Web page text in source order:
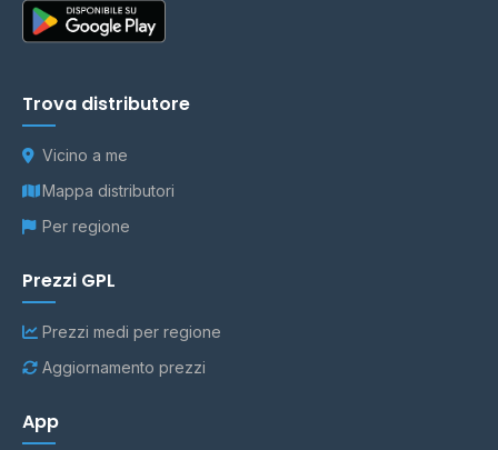
Trova distributore
Vicino a me
Mappa distributori
Per regione
Prezzi GPL
Prezzi medi per regione
Aggiornamento prezzi
App